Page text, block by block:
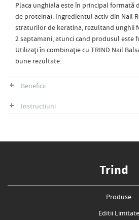
Placa unghiala este în principal formată
de proteina). Ingredientul activ din Nail
straturilor de keratina, rezultand unghii
2 saptamani, atunci cand produsul este
Utilizați în combinație cu TRIND Nail
bune rezultate.
Beneficii
Instructiuni
Trind
Produse
Editii Limitate